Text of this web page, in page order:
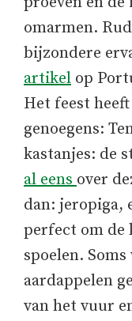
omarmen.
bijzondere
artikel op
Het feest
genoegens:
kastanjes: de
al eensover
dan: jeropiga,
perfect om de
spoelen.
aardappelen
van het vuur